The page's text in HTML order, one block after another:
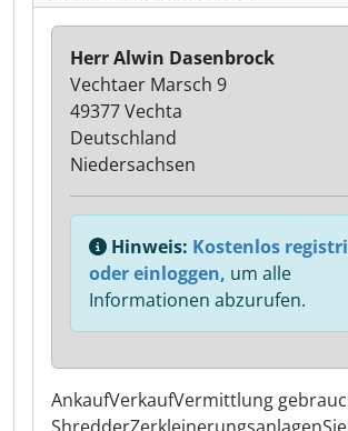
AnkaufVerkaufVermittlung
Herr Alwin Dasenbrock
Vechtaer Marsch 9
49377 Vechta
Deutschland
Niedersachsen
Hinweis: Kostenlos
oder einloggen, um alle
Informationen abzurufen.